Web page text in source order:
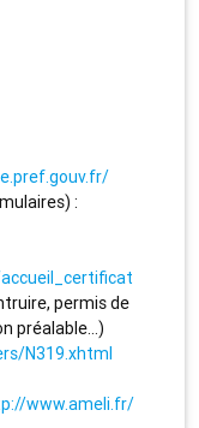
:
permis de
préalable…)
N319.xhtml
www.ameli.fr/